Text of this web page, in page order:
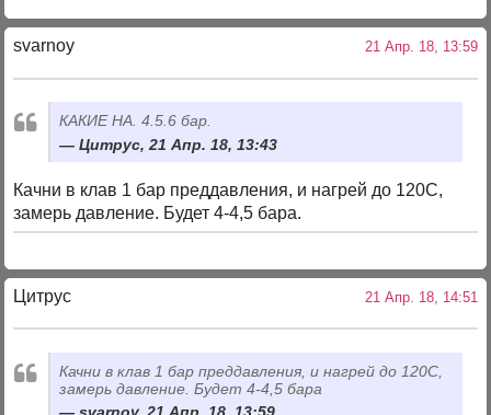
svarnoy 21 Апр. 18, 13:59
КАКИЕ НА. 4.5.6 бар.
Цитрус, 21 Апр. 18, 13:43
Качни в клав 1 бар преддавления, и нагрей до 120С,
замерь давление. Будет 4-4,5 бара.
Цитрус 21 Апр. 18, 14:51
Качни в клав 1 бар преддавления, и нагрей до 120С,
замерь давление. Будет 4-4,5 бара